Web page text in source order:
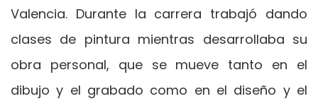
Valencia. Durante la carrera trabajó dando
clases de pintura mientras desarrollaba su
obra personal, que se mueve tanto en el
dibujo y el grabado como en el diseño y el